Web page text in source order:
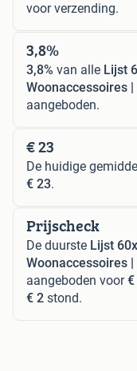
voor verzending.
3,8%
3,8% van alle Lijst
Woonaccessoires
aangeboden.
€ 23
De huidige
€ 23.
Prijscheck
De duurste Lijst
Woonaccessoires
aangeboden voor€
€ 2 stond.